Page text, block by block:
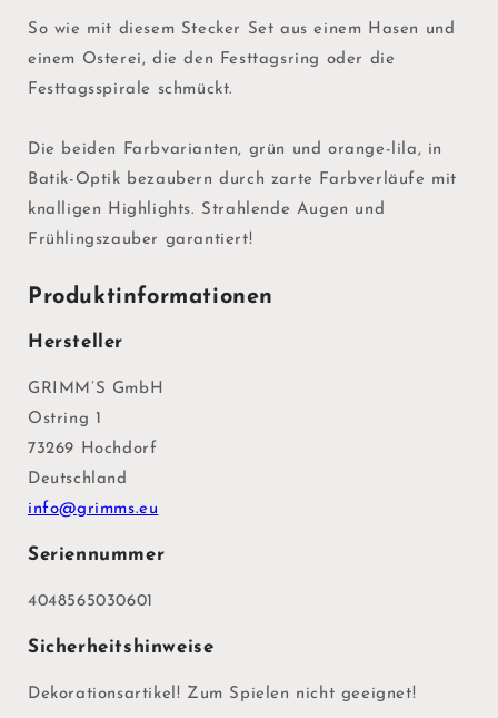
So wie mit diesem Stecker Set aus einem Hasen und
einem Osterei, die den Festtagsring oder die
Festtagsspirale schmückt.
Die beiden Farbvarianten, grün und orange-lila, in
Batik-Optik bezaubern durch zarte Farbverläufe mit
knalligen Highlights. Strahlende Augen und
Frühlingszauber garantiert!
Produktinformationen
Hersteller
GRIMM’S GmbH
Ostring 1
73269 Hochdorf
Deutschland
info@grimms.eu
Seriennummer
4048565030601
Sicherheitshinweise
Dekorationsartikel! Zum Spielen nicht geeignet!